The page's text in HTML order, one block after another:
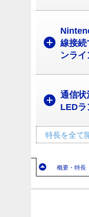
線接続
ンライ
通信状
LEDラ
特長を全て
概要・特長